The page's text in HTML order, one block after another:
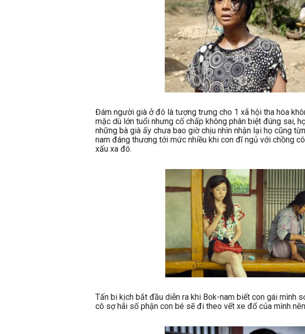
Đám người già ở đó là tượng trưng cho 1 xã hội tha hóa
mặc dù lớn tuổi nhưng cố chấp không phân biệt đúng sai,
những bà già ấy chưa bao giờ chịu nhìn nhận lại họ cũng
nam đáng thương tới mức nhiều khi con đĩ ngủ với chồng
xấu xa đó.
Tấn bi kịch bắt đầu diễn ra khi Bok-nam biết con gái mình
cô sợ hãi số phận con bé sẽ đi theo vết xe đổ của mình